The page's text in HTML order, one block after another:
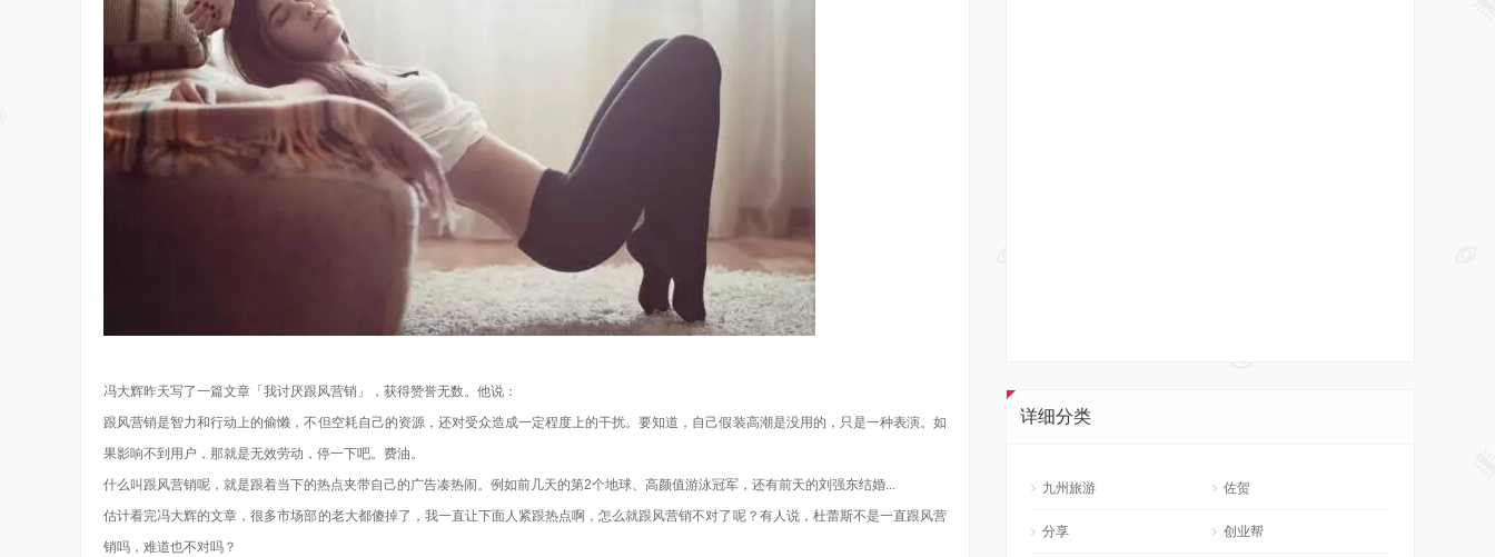
冯大辉昨天写了一篇文章「我讨厌跟风营销」，获得赞誉无数。他说：
跟风营销是智力和行动上的偷懒，不但空耗自己的资源，还对受众造成一定程度上的干扰。要知道，自己假装高潮是没用的，只是一种表演。如
果影响不到用户，那就是无效劳动，停一下吧。费油。
什么叫跟风营销呢，就是跟着当下的热点夹带自己的广告凑热闹。例如前几天的第2个地球、高颜值游泳冠军，还有前天的刘强东结婚...
估计看完冯大辉的文章，很多市场部的老大都傻掉了，我一直让下面人紧跟热点啊，怎么就跟风营销不对了呢？有人说，杜蕾斯不是一直跟风营
销吗，难道也不对吗？
详细分类
九州旅游 佐贺
分享 创业帮